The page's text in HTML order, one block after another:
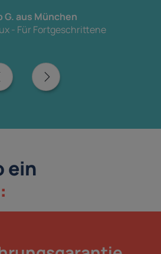
G. aus München
- Für Fortgeschrittene
ein